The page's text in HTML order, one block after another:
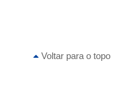
Voltar para o topo